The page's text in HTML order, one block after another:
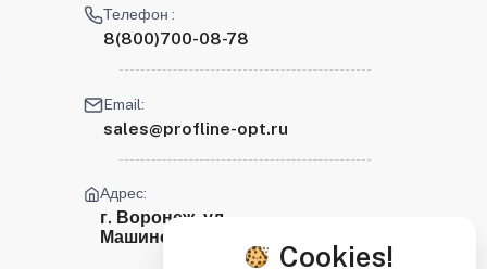
Телефон :
8(800)700-08-78
Email:
sales@profline-opt.ru
Адрес:
г. Воронеж, ул.
Машиностроителей, 2
Cookies!